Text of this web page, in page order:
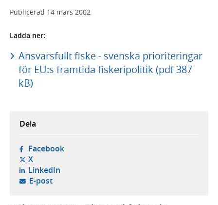
Publicerad 14 mars 2002
Ladda ner:
Ansvarsfullt fiske - svenska prioriteringar
för EU:s framtida fiskeripolitik (pdf 387
kB)
Dela
Facebook- öppnas i ny flik, extern webbplats,
X- öppnas i ny flik, extern webbplats,
LinkedIn- öppnas i ny flik, extern webbplats,
E-post- öppnar din e-postklient,